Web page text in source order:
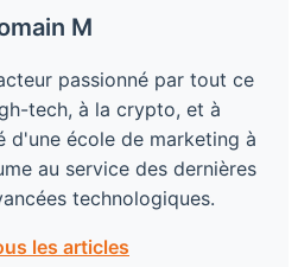
M
passionné par tout ce
tech, à la crypto, et à
d'une école de marketing à
au service des dernières
technologiques.
les articles